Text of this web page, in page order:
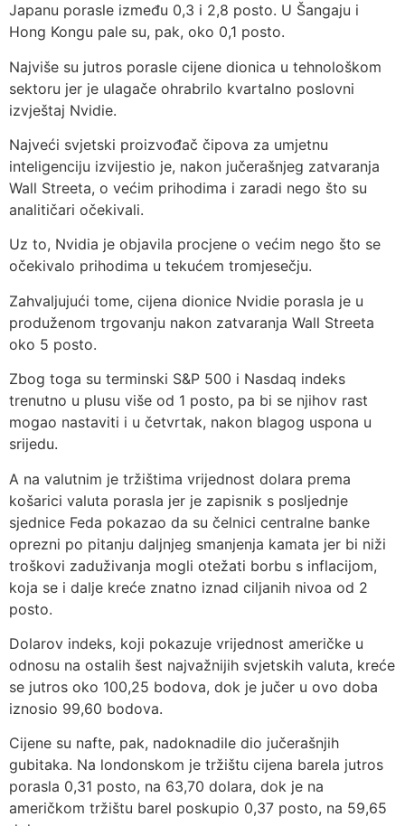
Japanu porasle između 0,3 i 2,8 posto. U Šangaju i
Hong Kongu pale su, pak, oko 0,1 posto.
Najviše su jutros porasle cijene dionica u tehnološkom
sektoru jer je ulagače ohrabrilo kvartalno poslovni
izvještaj Nvidie.
Najveći svjetski proizvođač čipova za umjetnu
inteligenciju izvijestio je, nakon jučerašnjeg zatvaranja
Wall Streeta, o većim prihodima i zaradi nego što su
analitičari očekivali.
Uz to, Nvidia je objavila procjene o većim nego što se
očekivalo prihodima u tekućem tromjesečju.
Zahvaljujući tome, cijena dionice Nvidie porasla je u
produženom trgovanju nakon zatvaranja Wall Streeta
oko 5 posto.
Zbog toga su terminski S&P 500 i Nasdaq indeks
trenutno u plusu više od 1 posto, pa bi se njihov rast
mogao nastaviti i u četvrtak, nakon blagog uspona u
srijedu.
A na valutnim je tržištima vrijednost dolara prema
košarici valuta porasla jer je zapisnik s posljednje
sjednice Feda pokazao da su čelnici centralne banke
oprezni po pitanju daljnjeg smanjenja kamata jer bi niži
troškovi zaduživanja mogli otežati borbu s inflacijom,
koja se i dalje kreće znatno iznad ciljanih nivoa od 2
posto.
Dolarov indeks, koji pokazuje vrijednost američke u
odnosu na ostalih šest najvažnijih svjetskih valuta, kreće
se jutros oko 100,25 bodova, dok je jučer u ovo doba
iznosio 99,60 bodova.
Cijene su nafte, pak, nadoknadile dio jučerašnjih
gubitaka. Na londonskom je tržištu cijena barela jutros
porasla 0,31 posto, na 63,70 dolara, dok je na
američkom tržištu barel poskupio 0,37 posto, na 59,65